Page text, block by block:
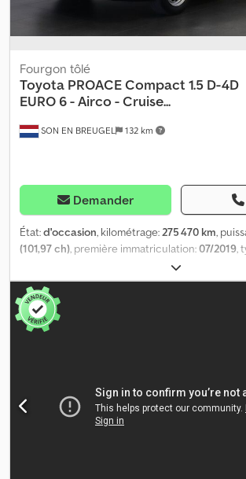
SON EN BREUGEL 132 km
Fourgon tôlé
Toyota PROACE Compact 1.5 D-4D
EURO 6 - Airco - Cruise...
Demander
État:d'occasion, kilométrage:275 470 km,
(101,97 ch), première immatriculation:07/2019,
4x2
carburant:diesel, Émissions de CO₂:168 g/km,
réservoir de carburant:
,
mécanique
nombre de sièges:
ordinateur de bord, porte coulissante,
électronique de stabilité (ESP), régulateur de
régulation électrique des vitres, rétroviseur